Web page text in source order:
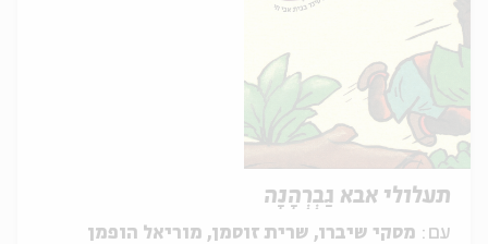
תעלולי אבא גַבְרְהָנָה
עם: